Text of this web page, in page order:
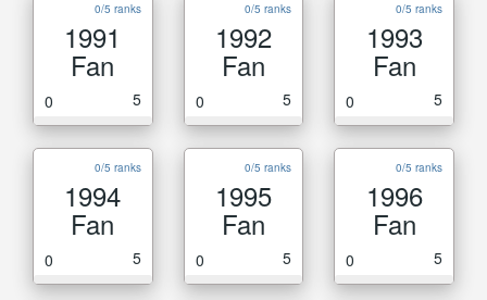
0/5 ranks
1991
Fan
0 5
0/5 ranks
1992
Fan
0 5
0/5 ranks
1993
Fan
0 5
0/5 ranks
1994
Fan
0 5
0/5 ranks
1995
Fan
0 5
0/5 ranks
1996
Fan
0 5